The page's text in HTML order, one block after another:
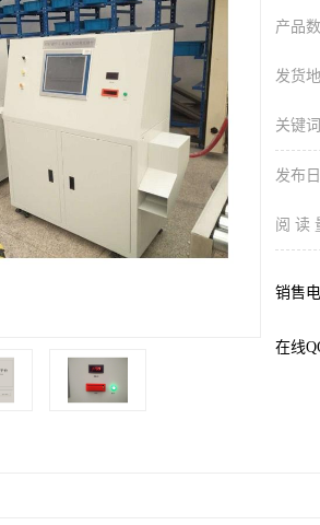
产品数
发货地
关键词
发布日
阅 读
销售电
在线